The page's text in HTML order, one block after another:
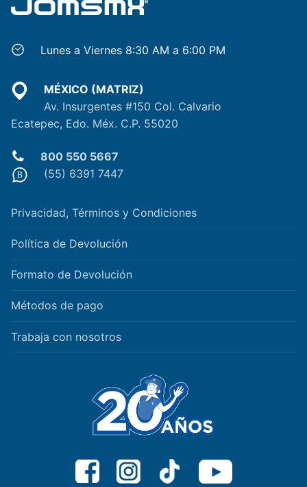
Lunes a Viernes 8:30 AM a 6:00 PM
MÉXICO (MATRIZ)
Av. Insurgentes #150 Col. Calvario
Ecatepec, Edo. Méx. C.P. 55020
800 550 5667
(55) 6391 7447
Privacidad, Términos y Condiciones
Política de Devolución
Formato de Devolución
Métodos de pago
Trabaja con nosotros